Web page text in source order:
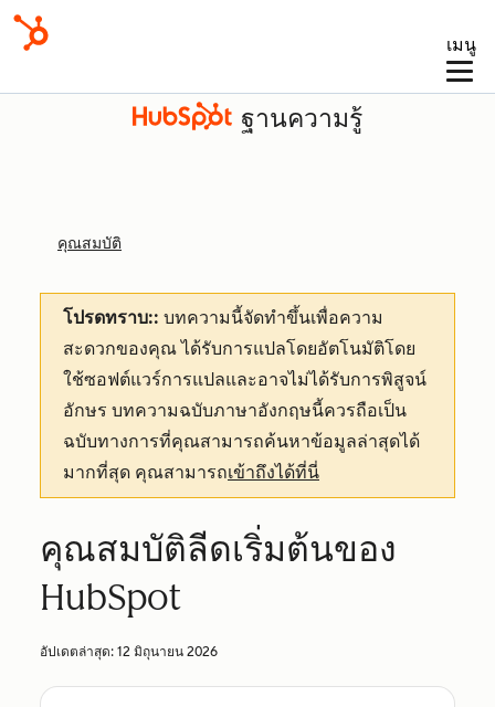
เมนู
ฐานความรู้
คุณสมบัติ
โปรดทราบ:: บทความนี้จัดทำขึ้นเพื่อความ
สะดวกของคุณได้รับการแปลโดยอัตโนมัติโดย
ใช้ซอฟต์แวร์การแปลและอาจไม่ได้รับการพิสูจน์
อักษร บทความฉบับภาษาอังกฤษนี้ควรถือเป็น
ฉบับทางการที่คุณสามารถค้นหาข้อมูลล่าสุดได้
มากที่สุด คุณสามารถเข้าถึงได้ที่นี่
คุณสมบัติลีดเริ่มต้นของ
HubSpot
อัปเดตล่าสุด: 12 มิถุนายน 2026